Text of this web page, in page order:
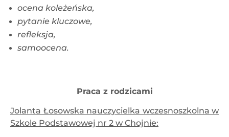
ocena koleżeńska,
pytanie kluczowe,
refleksja,
samoocena.
Praca z rodzicami
Jolanta Łosowska nauczycielka wczesnoszkolna w
Szkole Podstawowej nr 2 w Chojnie: